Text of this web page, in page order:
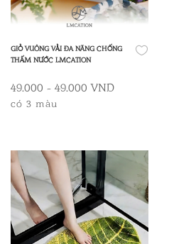
GIỎ VUÔNG VẢI ĐA NĂNG CHỐNG
THẤM NƯỚC LMCATION
49.000 - 49.000 VND
có 3 màu